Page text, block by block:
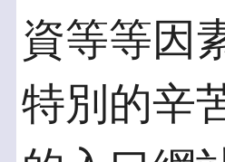
資等等因
特別的辛